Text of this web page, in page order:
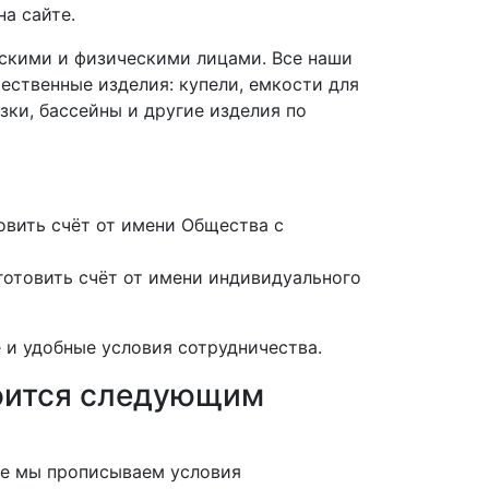
сайте.
и физическими лицами. Все наши
изделия: купели, емкости для
бассейны и другие изделия по
счёт от имени Общества с
счёт от имени индивидуального
удобные условия сотрудничества.
следующим
мы прописываем условия